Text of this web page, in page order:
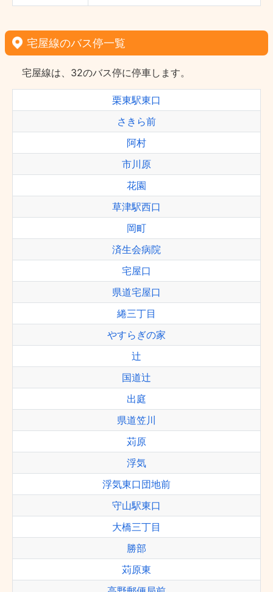
宅屋線のバス停一覧
宅屋線は、32のバス停に停車します。
栗東駅東口
さきら前
阿村
市川原
花園
草津駅西口
岡町
済生会病院
宅屋口
県道宅屋口
綣三丁目
やすらぎの家
辻
国道辻
出庭
県道笠川
苅原
浮気
浮気東口団地前
守山駅東口
大橋三丁目
勝部
苅原東